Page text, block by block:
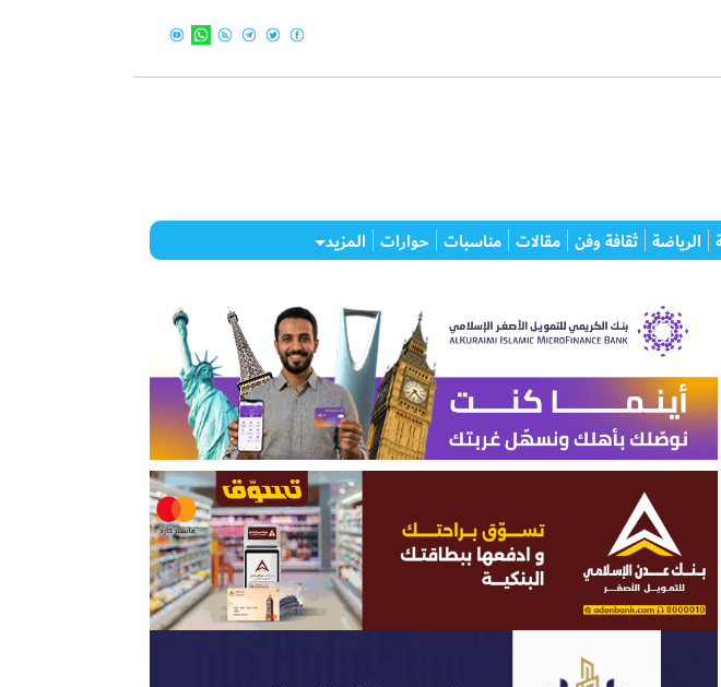
الرياضة ثقافة وفن مقالات مناسبات حوارات المزيد